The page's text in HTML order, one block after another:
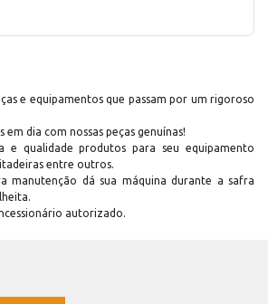
e equipamentos que passam por um rigoroso
em dia com nossas peças genuínas!
e qualidade produtos para seu equipamento
entre outros.
manutenção dá sua máquina durante a safra
autorizado.